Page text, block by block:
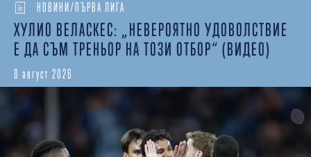
НОВИНИ/ПЪРВА ЛИГА
ХУЛИО ВЕЛАСКЕС: „НЕВЕРОЯТНО УДОВОЛСТВИЕ
Е ДА СЪМ ТРЕНЬОР НА ТОЗИ ОТБОР“ (ВИДЕО)
8 август 2026